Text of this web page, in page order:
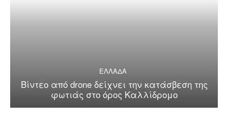
ΕΛΛΑΔΑ
Βίντεο από drone δείχνει την κατάσβεση της
φωτιάς στο όρος Καλλίδρομο